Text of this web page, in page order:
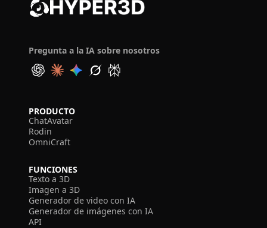
Pregunta a la IA sobre nosotros
PRODUCTO
ChatAvatar
Rodin
OmniCraft
FUNCIONES
Texto a 3D
Imagen a 3D
Generador de video con IA
Generador de imágenes con IA
API